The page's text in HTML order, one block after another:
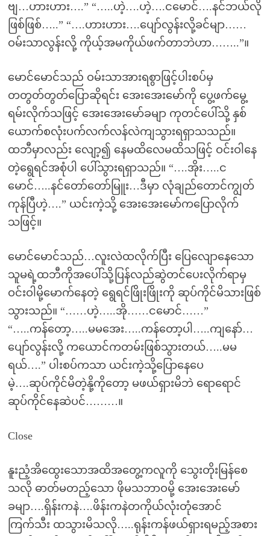
ဗျ…ဟားဟား….” “…..ဟဲ့….ဟဲ့….ငမောင်….နင်ဘယ်လို
ဖြစ်ဖြစ်…..” “….ဟားဟား….ပျော်လွန်းလို့ခင်မျာ……
ဝမ်းသာလွန်းလို့ ကိုယ့်အမကိုယ်ဖက်တာဘဲဟာ……..”။
မောင်မောင်သည် ဝမ်းသာအားရစွာဖြင့်ပါးစပ်မှ
တတွတ်တွတ်ပြောဆိုရင်း အေးအေးမော်ကို ပွေ့ဖက်မွေ့
ရမ်းလိုက်သဖြင့် အေးအေးမော်ခမျာ ကုတင်ပေါ်သို့ နှစ်
ယောက်စလုံးပက်လက်လန်လဲကျသွားရရှာသသည်။
ထဘီမှာလည်း လျော့၍ နေမထိလေမထိသဖြင့် ဝင်းဝါနေ
တဲ့ရွေရင်အစုံပါ ပေါ်သွားရရှာသည်။ “….အိုး…..င
မောင်…..နင်တော်တော်မြူး…ဒီမှာ လုံချည်တောင်ကျွတ်
ကုန်ပြီဟဲ့….” ယင်းကဲ့သို့ အေးအေးမော်ကပြောလိုက်
သဖြင့်။
မောင်မောင်သည်…လူးလဲထလိုက်ပြီး ပြေလျောနေသော
သူမရဲ့ထဘီကိုအပေါ်သို့ပြန်လည်ဆွဲတင်ပေးလိုက်ရာမှ
ဝင်းဝါမို့မောက်နေတဲ့ ရွေရင်ဖြိုးဖြိုးကို ဆုပ်ကိုင်မိသားဖြစ်
သွားသည်။ “……ဟဲ့…..အို……ငမောင်……”
“…..ကန်တော့…..မမအေး…..ကန်တော့ပါ…..ကျနော်…
ပျော်လွန်းလို့ ကယောင်ကတမ်းဖြစ်သွားတယ်…..မမ
ရယ်….” ပါးစပ်ကသာ ယင်းကဲ့သို့ပြောနေပေ
မဲ့….ဆုပ်ကိုင်မိတဲ့နို့ကိုတော့ မဖယ်ရှားမိဘဲ ရောရောင်
ဆုပ်ကိုင်နေဆဲပင်………။
Close
နူးညံ့အိထွေးသောအထိအတွေ့ကလူကို သွေးတိုးမြန်စေ
သလို ဓာတ်မတည့်သော ဖိုမသဘာဝမို့ အေးအေးမော်
ခမျာ….ရှိန်းကနဲ….ဖိန်းကနဲတကိုယ်လုံးတုံအောင်
ကြက်သီး ထသွားမိသလို…..ရုန်းကန်ဖယ်ရှားရမည့်အစား